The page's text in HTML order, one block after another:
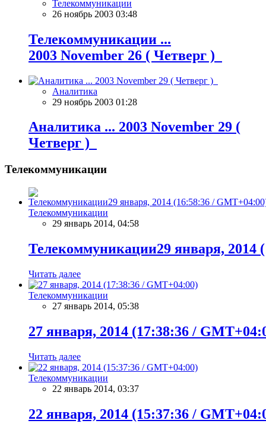
Телекоммуникации
26 ноябрь 2003 03:48
Телекоммуникации ...
2003 November 26 ( Четверг )
Аналитика
29 ноябрь 2003 01:28
Аналитика ... 2003 November 29 (
Четверг )
Телекоммуникации
Телекоммуникации
29 январь 2014, 04:58
Телекоммуникации29 января, 2014
Читать далее
Телекоммуникации
27 январь 2014, 05:38
27 января, 2014 (17:38:36 /
Читать далее
Телекоммуникации
22 январь 2014, 03:37
22 января, 2014 (15:37:36 /